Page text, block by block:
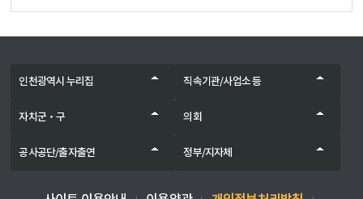
인천광역시 누리집 직속기관/사업소 등
자치군‧구 의회
공사공단/출자출연 정부/지자체